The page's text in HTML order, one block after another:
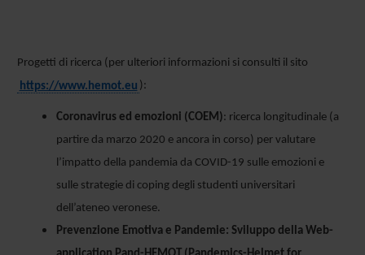
Progetti di ricerca (per ulteriori informazioni si consulti il sito
https://www.hemot.eu ):
Coronavirus ed emozioni (COEM): ricerca longitudinale (a
partire da marzo 2020 e ancora in corso) per valutare
l’impatto della pandemia da COVID-19 sulle emozioni e
sulle strategie di coping degli studenti universitari
dell’ateneo veronese.
Prevenzione Emotiva e Pandemie: Sviluppo della Web-